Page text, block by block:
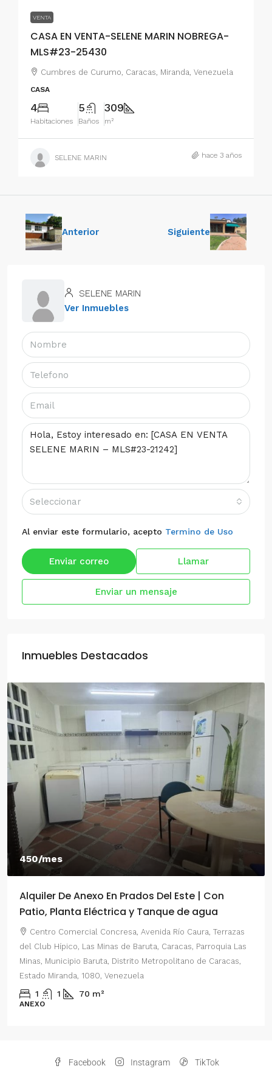
VENTA
CASA EN VENTA-SELENE MARIN NOBREGA-
MLS#23-25430
Cumbres de Curumo, Caracas, Miranda, Venezuela
CASA
4
Habitaciones
5
Baños
309
m²
SELENE MARIN hace 3 años
Anterior Siguiente
SELENE MARIN
Ver Inmuebles
Seleccionar
Al enviar este formulario, acepto Termino de Uso
Enviar correo Llamar
Enviar un mensaje
Inmuebles Destacados
450/mes
Alquiler De Anexo En Prados Del Este | Con
Patio, Planta Eléctrica y Tanque de agua
Centro Comercial Concresa, Avenida Río Caura, Terrazas
del Club Hípico, Las Minas de Baruta, Caracas, Parroquia Las
Minas, Municipio Baruta, Distrito Metropolitano de Caracas,
Estado Miranda, 1080, Venezuela
1 1 70 m²
ANEXO
Facebook Instagram TikTok